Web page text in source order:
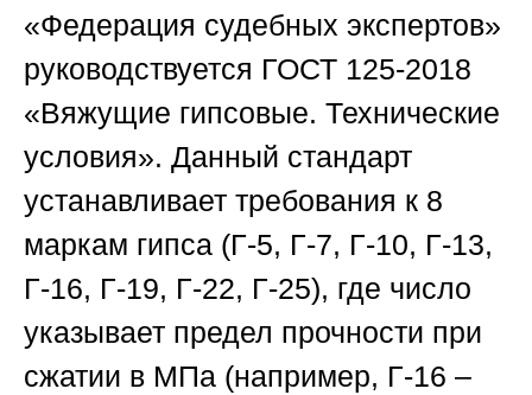
«Федерация судебных экспертов»
руководствуется ГОСТ 125-2018
«Вяжущие гипсовые. Технические
условия». Данный стандарт
устанавливает требования к 8
маркам гипса (Г-5, Г-7, Г-10, Г-13,
Г-16, Г-19, Г-22, Г-25), где число
указывает предел прочности при
сжатии в МПа (например, Г-16 –